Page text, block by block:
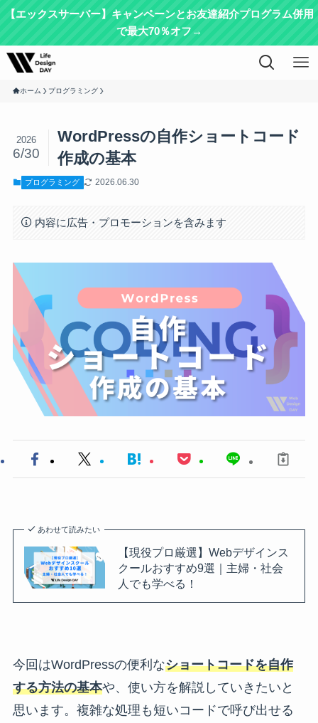
【エックスサーバー】キャンペーンとお友達紹介プログラム併用
で最大70％オフ→
ホーム プログラミング
WordPressの自作ショートコード
作成の基本
2026
6/30
プログラミング 2026.06.30
内容に広告・プロモーションを含みます
あわせて読みたい
【現役プロ厳選】Webデザインス
クールおすすめ9選｜主婦・社会
人でも学べる！
今回はWordPressの便利なショートコードを自作
する方法の基本や、使い方を解説していきたいと
思います。複雑な処理も短いコードで呼び出せる